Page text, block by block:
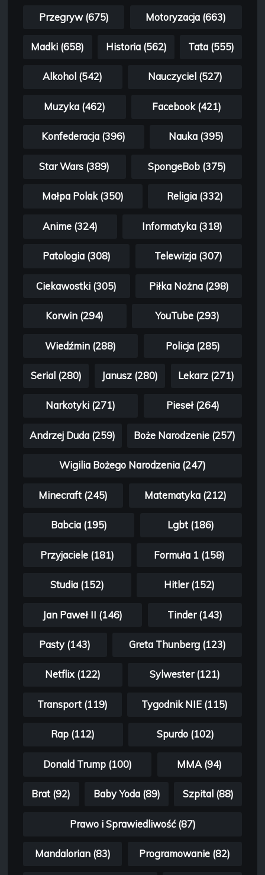
Przegryw (675) Motoryzacja (663)
Madki (658) Historia (562) Tata (555)
Alkohol (542) Nauczyciel (527)
Muzyka (462) Facebook (421)
Konfederacja (396) Nauka (395)
Star Wars (389) SpongeBob (375)
Małpa Polak (350) Religia (332)
Anime (324) Informatyka (318)
Patologia (308) Telewizja (307)
Ciekawostki (305) Piłka Nożna (298)
Korwin (294) YouTube (293)
Wiedźmin (288) Policja (285)
Serial (280) Janusz (280) Lekarz (271)
Narkotyki (271) Pieseł (264)
Andrzej Duda (259) Boże Narodzenie (257)
Wigilia Bożego Narodzenia (247)
Minecraft (245) Matematyka (212)
Babcia (195) Lgbt (186)
Przyjaciele (181) Formuła 1 (158)
Studia (152) Hitler (152)
Jan Paweł II (146) Tinder (143)
Pasty (143) Greta Thunberg (123)
Netflix (122) Sylwester (121)
Transport (119) Tygodnik NIE (115)
Rap (112) Spurdo (102)
Donald Trump (100) MMA (94)
Brat (92) Baby Yoda (89) Szpital (88)
Prawo i Sprawiedliwość (87)
Mandalorian (83) Programowanie (82)